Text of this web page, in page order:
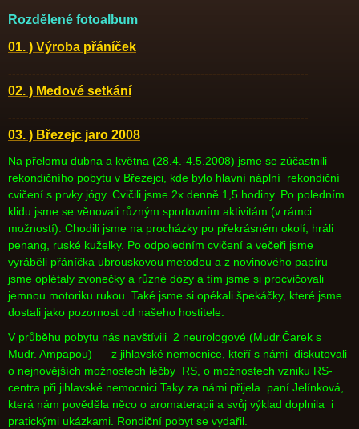
Rozdělené fotoalbum
01. ) Výroba přáníček
---------------------------------------------------------------------------
02. ) Medové setkání
---------------------------------------------------------------------------
03. ) Březejc jaro 2008
Na přelomu dubna a května (28.4.-4.5.2008) jsme se zúčastnili
rekondičního pobytu v Březejci, kde bylo hlavní náplní rekondiční
cvičení s prvky jógy. Cvičili jsme 2x denně 1,5 hodiny. Po poledním
klidu jsme se věnovali různým sportovním aktivitám (v rámci
možností). Chodili jsme na procházky po překrásném okolí, hráli
penang, ruské kuželky. Po odpoledním cvičení a večeři jsme
vyráběli přáníčka ubrouskovou metodou a z novinového papíru
jsme oplétaly zvonečky a různé dózy a tím jsme si procvičovali
jemnou motoriku rukou. Také jsme si opékali špekáčky, které jsme
dostali jako pozornost od našeho hostitele.
V průběhu pobytu nás navštívili 2 neurologové (Mudr.Čarek s
Mudr. Ampapou) z jihlavské nemocnice, kteří s námi diskutovali
o nejnovějších možnostech léčby RS, o možnostech vzniku RS-
centra při jihlavské nemocnici.Taky za námi přijela paní Jelínková,
která nám pověděla něco o aromaterapii a svůj výklad doplnila i
pratickými ukázkami. Rondiční pobyt se vydařil.